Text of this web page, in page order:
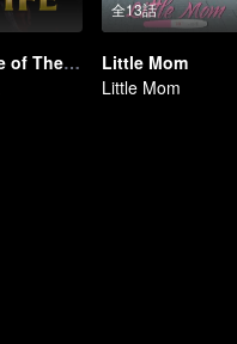
Revenge of The Unwanted Wife
全13話
Little Mom
Little Mom